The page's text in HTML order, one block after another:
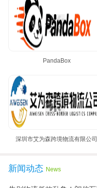
PandaBox
深圳市艾为森跨境物流有限公司
新闻动态 News